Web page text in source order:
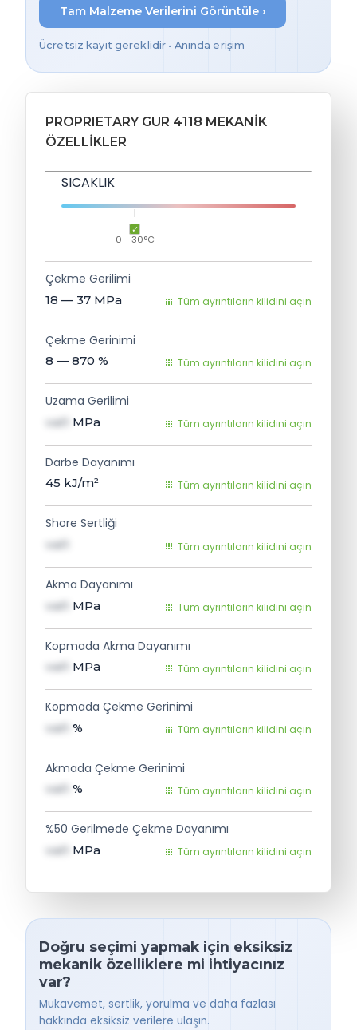
Tam Malzeme Verilerini Görüntüle ›
Ücretsiz kayıt gereklidir • Anında erişim
PROPRIETARY GUR 4118 MEKANIK
ÖZELLIKLER
SICAKLIK
0 - 30°C
Çekme Gerilimi
18 — 37 MPa Tüm ayrıntıların kilidini açın
Çekme Gerinimi
8 — 870 % Tüm ayrıntıların kilidini açın
Uzama Gerilimi
val1 MPa Tüm ayrıntıların kilidini açın
Darbe Dayanımı
45 kJ/m² Tüm ayrıntıların kilidini açın
Shore Sertliği
val1 Tüm ayrıntıların kilidini açın
Akma Dayanımı
val1 MPa Tüm ayrıntıların kilidini açın
Kopmada Akma Dayanımı
val1 MPa Tüm ayrıntıların kilidini açın
Kopmada Çekme Gerinimi
val1 % Tüm ayrıntıların kilidini açın
Akmada Çekme Gerinimi
val1 % Tüm ayrıntıların kilidini açın
%50 Gerilmede Çekme Dayanımı
val1 MPa Tüm ayrıntıların kilidini açın
Doğru seçimi yapmak için eksiksiz
mekanik özelliklere mi ihtiyacınız
var?
Mukavemet, sertlik, yorulma ve daha fazlası
hakkında eksiksiz verilere ulaşın.